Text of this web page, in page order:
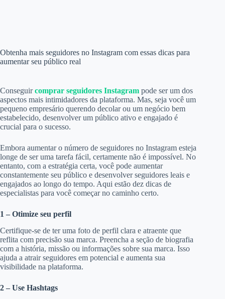
Obtenha mais seguidores no Instagram com essas dicas para
aumentar seu público real
Conseguircomprar seguidores Instagram pode ser um dos
aspectos mais intimidadores da plataforma. Mas, seja você um
pequeno empresário querendo decolar ou um negócio bem
estabelecido, desenvolver um público ativo e engajado é
crucial para o sucesso.
Embora aumentar o número de seguidores no Instagram esteja
longe de ser uma tarefa fácil, certamente não é impossível. No
entanto, com a estratégia certa, você pode aumentar
constantemente seu público e desenvolver seguidores leais e
engajados ao longo do tempo. Aqui estão dez dicas de
especialistas para você começar no caminho certo.
1 – Otimize seu perfil
Certifique-se de ter uma foto de perfil clara e atraente que
reflita com precisão sua marca. Preencha a seção de biografia
com a história, missão ou informações sobre sua marca. Isso
ajuda a atrair seguidores em potencial e aumenta sua
visibilidade na plataforma.
2 – Use Hashtags